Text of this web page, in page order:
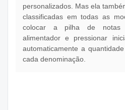
personalizados. Mas ela
classificadas em todas as
colocar a pilha de notas
alimentador e pressionar
automaticamente a
cada denominação.